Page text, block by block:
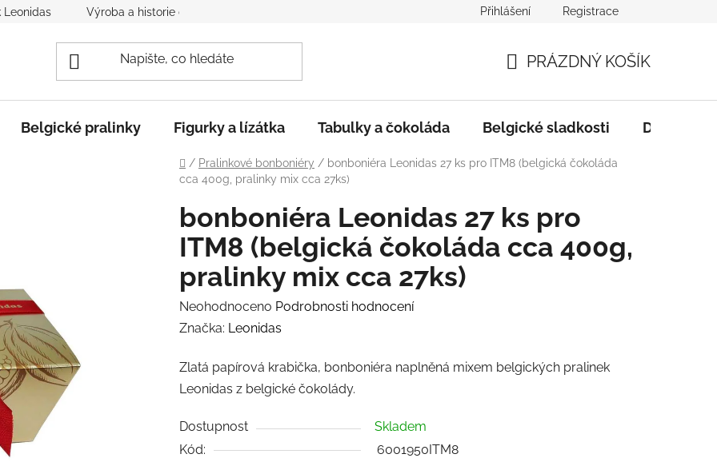
Leonidas Výroba a historie čokolády Složení, Seznam alergenů, Kosher certifikát
Přihlášení Registrace
KOŠÍK
PRÁZDNÝ KOŠÍK
Belgické pralinky Figurky a lízátka Tabulky a čokoláda Belgické sladkosti Dárkové
Domů
/ Pralinkové bonboniéry / bonboniéra Leonidas 27 ks pro ITM8 (belgická čokoláda
cca 400g, pralinky mix cca 27ks)
bonboniéra Leonidas 27 ks pro
ITM8 (belgická čokoláda cca 400g,
pralinky mix cca 27ks)
Průměrné
hodnocení
je
0,0
5
hvězdiček.
Neohodnoceno Podrobnosti hodnocení
Značka: Leonidas
Zlatá papírová krabička, bonboniéra naplněná mixem belgických pralinek
Leonidas z belgické čokolády.
Dostupnost
Skladem
Kód:
6001950ITM8